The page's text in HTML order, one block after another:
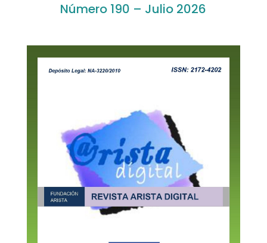
Número 190 – Julio 2026